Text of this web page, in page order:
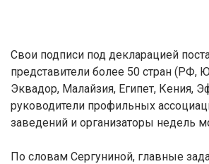
Свои подписи под декларацией
представители более 50 стран (РФ,
Эквадор, Малайзия, Египет, Кения,
руководители профильных
заведений и организаторы недель
По словам Сергуниной, главные